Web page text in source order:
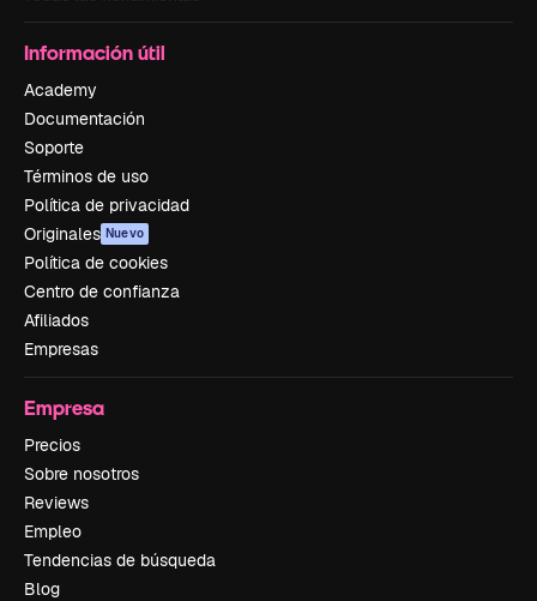
Información útil
Academy
Documentación
Soporte
Términos de uso
Política de privacidad
Originales Nuevo
Política de cookies
Centro de confianza
Afiliados
Empresas
Empresa
Precios
Sobre nosotros
Reviews
Empleo
Tendencias de búsqueda
Blog